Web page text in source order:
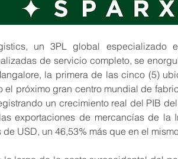
un 3PL global
la primera de las cinco (5)
el próximo gran centro mundial de
un crecimiento real del PIB
exportaciones de mercancías de la
USD, un 46,53% más que en el